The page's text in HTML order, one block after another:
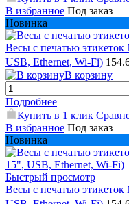
В избранное Под заказ
Новинка
Весы с печатью
USB, Ethernet, Wi-Fi)
В корзину
Подробнее
Купить в 1 клик
В избранное Под заказ
Новинка
Быстрый просмотр
Весы с печатью